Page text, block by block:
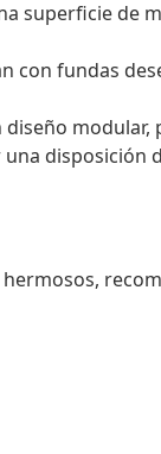
superficie de
con fundas
modular,
disposición